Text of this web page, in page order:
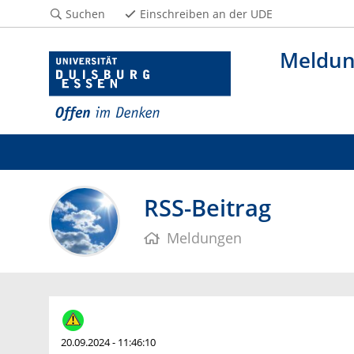
Suchen Einschreiben an der UDE
RSS-Beitrag
Meldungen
20.09.2024 - 11:46:10